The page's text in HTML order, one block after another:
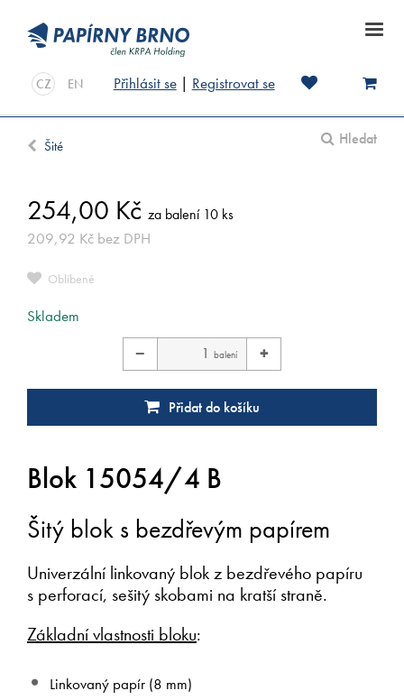
CZ EN Přihlásit se | Registrovat se
Hledat
Šité
254,00 Kč za balení 10 ks
209,92 Kč bez DPH
Oblíbené
Skladem
− balení +
Přidat do košíku
Blok 15054/4 B
Šitý blok s bezdřevým papírem
Univerzální linkovaný blok z bezdřevého papíru
s perforací, sešitý skobami na kratší straně.
Základní vlastnosti bloku:
Linkovaný papír (8 mm)